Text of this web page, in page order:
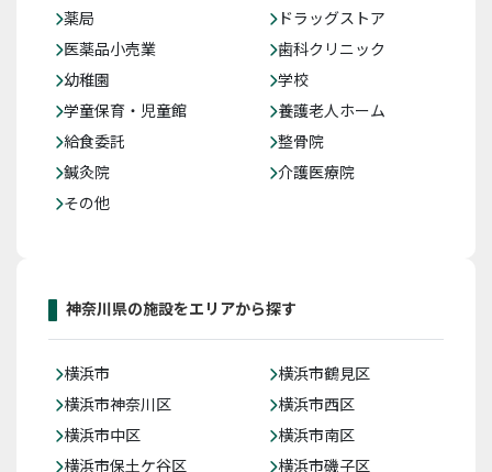
薬局
ドラッグストア
医薬品小売業
歯科クリニック
幼稚園
学校
学童保育・児童館
養護老人ホーム
給食委託
整骨院
鍼灸院
介護医療院
その他
神奈川県の施設をエリアから探す
横浜市
横浜市鶴見区
横浜市神奈川区
横浜市西区
横浜市中区
横浜市南区
横浜市保土ケ谷区
横浜市磯子区